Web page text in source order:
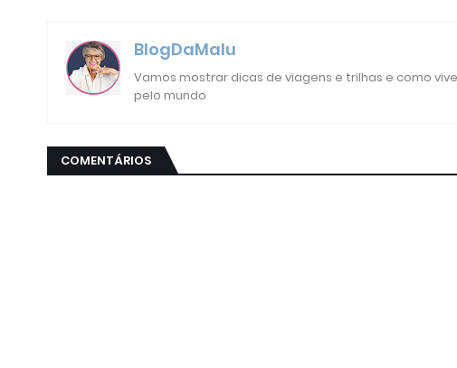
BlogDaMalu
Vamos mostrar dicas de viagens e trilhas e como
pelo mundo
COMENTÁRIOS